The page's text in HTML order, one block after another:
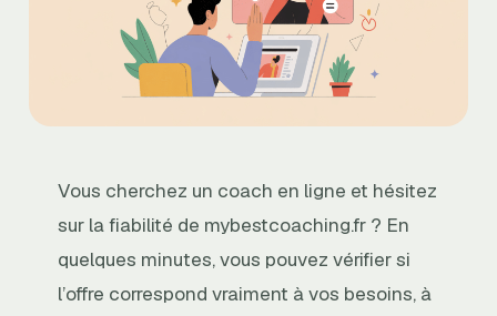
Vous cherchez un coach en ligne et hésitez
sur la fiabilité de mybestcoaching.fr ? En
quelques minutes, vous pouvez vérifier si
l’offre correspond vraiment à vos besoins, à